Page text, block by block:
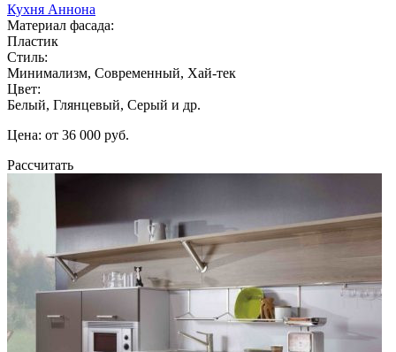
Кухня Аннона
Материал фасада:
Пластик
Стиль:
Минимализм, Современный, Хай-тек
Цвет:
Белый, Глянцевый, Серый и др.
Цена: от 36 000 руб.
Рассчитать